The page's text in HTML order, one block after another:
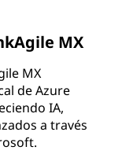
MX
MX
de Azure
IA,
a través